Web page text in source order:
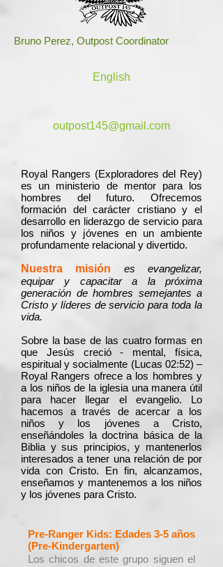
Bruno Perez, Outpost Coordinator
English
outpost145@gmail.com
Royal Rangers (Exploradores del Rey)
es un ministerio de mentor para los
hombres del futuro. Ofrecemos
formación del carácter cristiano y el
desarrollo en liderazgo de servicio para
los niños y jóvenes en un ambiente
profundamente relacional y divertido.
Nuestra misión
es evangelizar,
equipar y capacitar a la próxima
generación de hombres semejantes a
Cristo y líderes de servicio para toda la
vida.
Sobre la base de las cuatro formas en
que Jesús creció - mental, física,
espiritual y socialmente (Lucas 02:52) –
Royal Rangers ofrece a los hombres y
a los niños de la iglesia una manera útil
para hacer llegar el evangelio. Lo
hacemos a través de acercar a los
niños y los jóvenes a Cristo,
enseñándoles la doctrina básica de la
Biblia y sus principios, y mantenerlos
interesados ​​a tener una relación de por
vida con Cristo. En fin, alcanzamos,
enseñamos y mantenemos a los niños
y los jóvenes para Cristo.
Pre-Ranger Kids: Edades 3-5 años
(Pre-Kindergarten)
​Los chicos de este grupo siguen el